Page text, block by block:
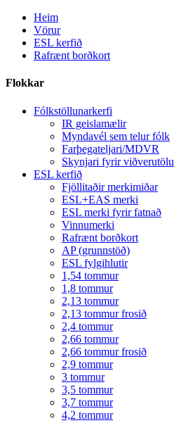
Heim
Vörur
ESL kerfið
Rafrænt borðkort
Flokkar
Fólkstöllunarkerfi
IR geislamælir
Myndavél sem telur fólk
Farþegateljari/MDVR
Skynjari fyrir viðverutölu
ESL kerfið
Fjöllitaðir merkimiðar
ESL+EAS merki
ESL merki fyrir fatnað
Vinnumerki
Rafrænt borðkort
AP (grunnstöð)
ESL fylgihlutir
1,54 tommur
1,8 tommur
2,13 tommur
2,13 tommur frosið
2,4 tommur
2,66 tommur
2,66 tommur frosið
2,9 tommur
3 tommur
3,5 tommur
3,7 tommur
4,2 tommur